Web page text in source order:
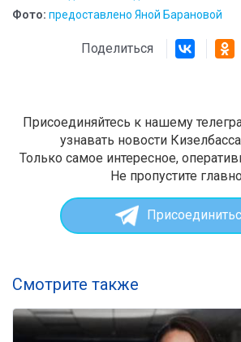
Фото: предоставлено Яной Барановой
Поделиться
Присоединяйтесь к нашему
узнавать новости
Только самое интересное,
Не пропустите
Смотрите также